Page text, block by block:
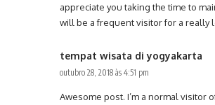
appreciate you taking the time to
will be a frequent visitor for a really
tempat wisata di yogyakarta
outubro 28, 2018 às 4:51 pm
Awesome post. I’m a normal visitor